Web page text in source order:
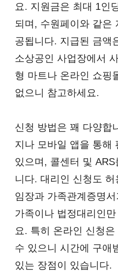
요. 지원금은 최대 1인
되며, 수원페이와 같은
공됩니다. 지급된 금액
소상공인 사업장에서
형 마트나 온라인 쇼핑
없으니 참고하세요.
신청 방법은 꽤 다양합
지나 모바일 앱을 통해
있으며, 콜센터 및
니다. 대리인 신청도
임장과 가족관계증명
가족이나 법정대리인
요. 특히 온라인 신청
수 있으니 시간에 구애
있는 장점이 있습니다.